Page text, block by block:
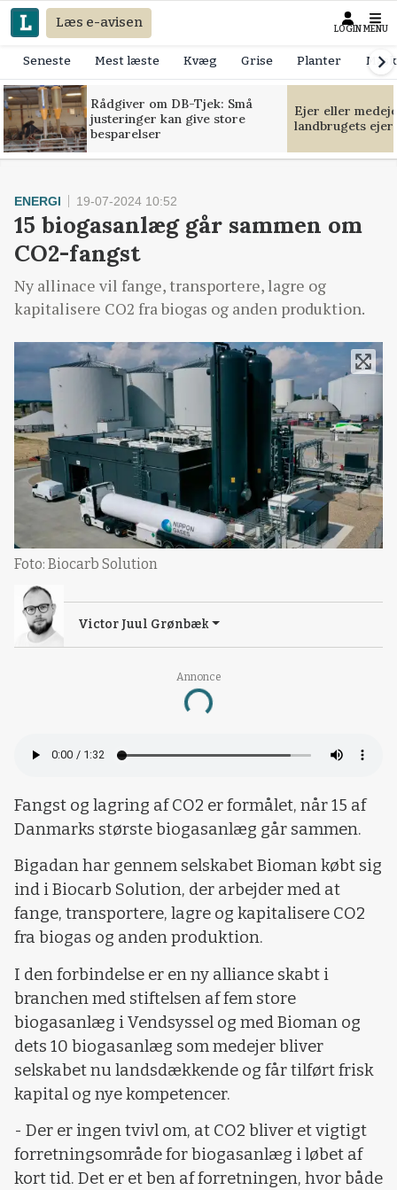
Læs e-avisen LOGIN MENU
Seneste Mest læste Kvæg Grise Planter
Rådgiver om DB-Tjek: Små
justeringer kan give store
besparelser
Ejer eller
landbrugets
Annonce
Loading...
ENERGI 19-07-2024 10:52
15 biogasanlæg går sammen om
CO2-fangst
Ny allinace vil fange, transportere, lagre og
kapitalisere CO2 fra biogas og anden produktion.
Foto: Biocarb Solution
Victor Juul Grønbæk
Fangst og lagring af CO2 er formålet, når 15 af
Danmarks største biogasanlæg går sammen.
Bigadan har gennem selskabet Bioman købt sig
ind i Biocarb Solution, der arbejder med at
fange, transportere, lagre og kapitalisere CO2
fra biogas og anden produktion.
I den forbindelse er en ny alliance skabt i
branchen med stiftelsen af fem store
biogasanlæg i Vendsyssel og med Bioman og
dets 10 biogasanlæg som medejer bliver
selskabet nu landsdækkende og får tilført frisk
kapital og nye kompetencer.
- Der er ingen tvivl om, at CO2 bliver et vigtigt
forretningsområde for biogasanlæg i løbet af
kort tid. Det er et ben af forretningen, hvor både